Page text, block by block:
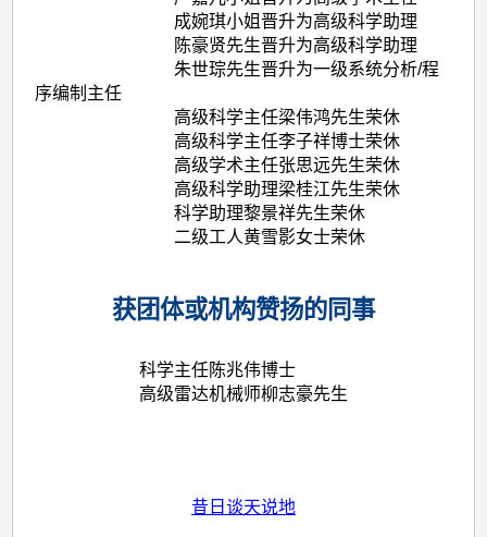
成婉琪小姐晋升为高级科学助理
陈豪贤先生晋升为高级科学助理
朱世琮先生晋升为一级系统分析/程
序编制主任
高级科学主任梁伟鸿先生荣休
高级科学主任李子祥博士荣休
高级学术主任张思远先生荣休
高级科学助理梁桂江先生荣休
科学助理黎景祥先生荣休
二级工人黄雪影女士荣休
获团体或机构赞扬的同事
科学主任陈兆伟博士
高级雷达机械师柳志豪先生
昔日谈天说地